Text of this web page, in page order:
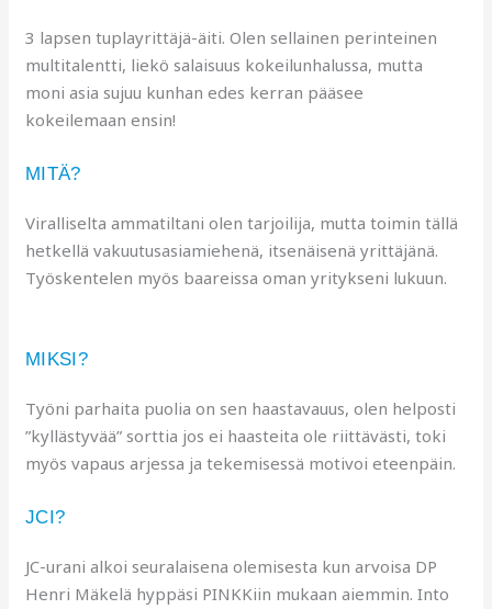
3 lapsen tuplayrittäjä-äiti. Olen sellainen perinteinen
multitalentti, liekö salaisuus kokeilunhalussa, mutta
moni asia sujuu kunhan edes kerran pääsee
kokeilemaan ensin!
MITÄ?
Viralliselta ammatiltani olen tarjoilija, mutta toimin tällä
hetkellä vakuutusasiamiehenä, itsenäisenä yrittäjänä.
Työskentelen myös baareissa oman yritykseni lukuun.
MIKSI?
Työni parhaita puolia on sen haastavauus, olen helposti
”kyllästyvää” sorttia jos ei haasteita ole riittävästi, toki
myös vapaus arjessa ja tekemisessä motivoi eteenpäin.
JCI?
JC-urani alkoi seuralaisena olemisesta kun arvoisa DP
Henri Mäkelä hyppäsi PINKKiin mukaan aiemmin. Into